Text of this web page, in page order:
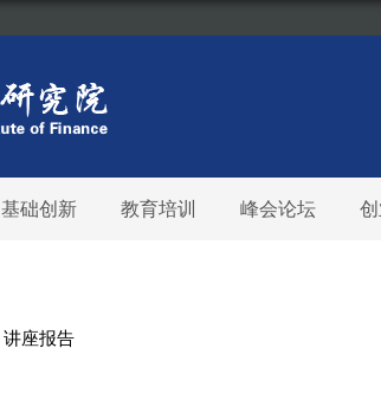
基础创新 教育培训 峰会论坛
讲座报告